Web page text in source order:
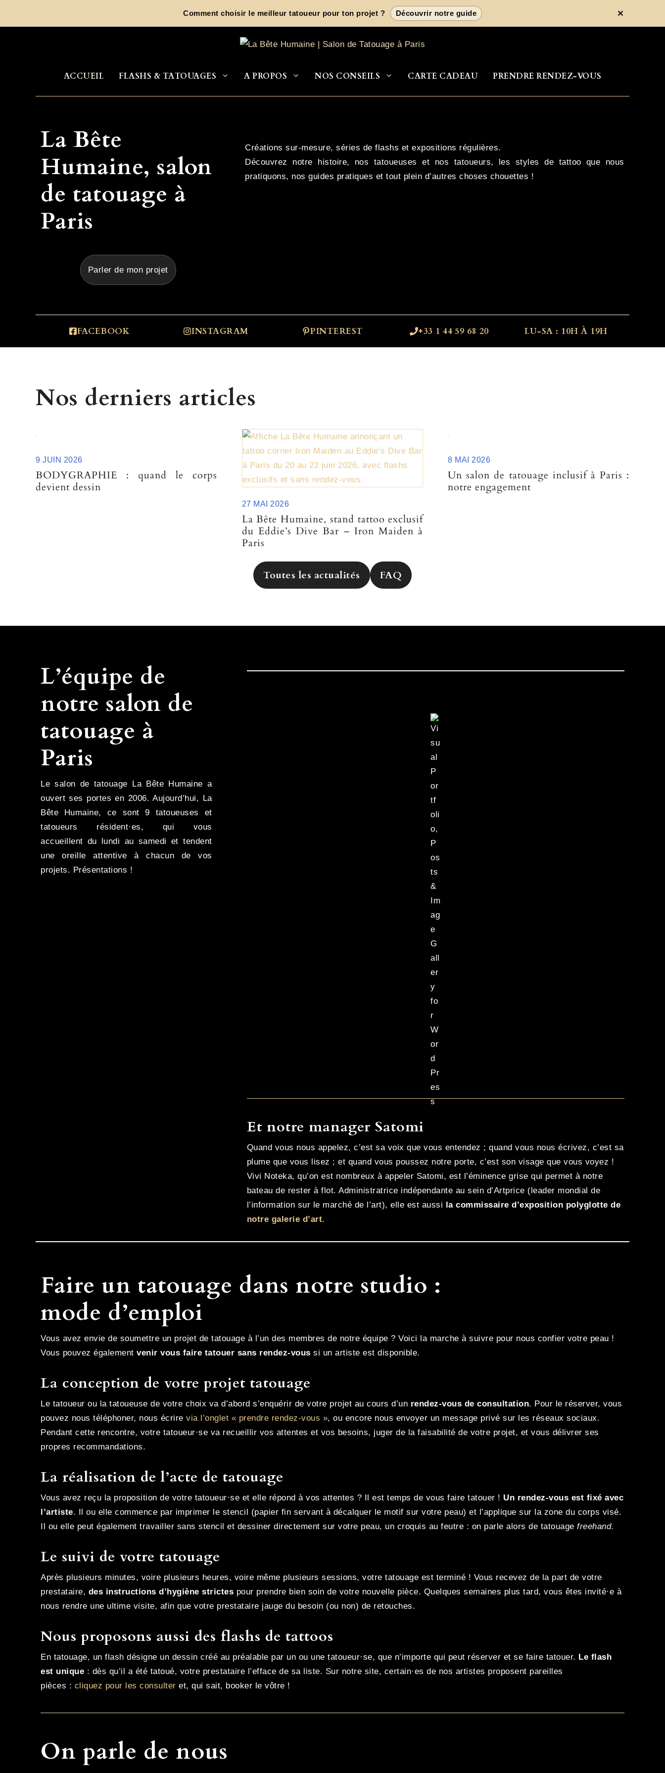
Jhenn Oz en guest à Paris du21 ?au ?29 ?août Portfolio de Jhenn ✕
ACCUEIL FLASHS & TATOUAGES A PROPOS NOS CONSEILS CARTE CADEAU PRENDRE RENDEZ-VOUS
La Bête
Humaine, salon
de tatouage à
Paris
Parler de mon projet
Créations sur-mesure, séries de flashs et expositions régulières.
Découvrez notre histoire, nos tatoueuses et nos tatoueurs, les styles de tattoo que nous
pratiquons, nos guides pratiques et tout plein d’autres choses chouettes !
FACEBOOK INSTAGRAM PINTEREST +33 1 44 59 68 20 LU-SA : 10H À 19H
Nos derniers articles
9 JUIN 2026
BODYGRAPHIE : quand le corps
devient dessin
27 MAI 2026
La Bête Humaine, stand tattoo exclusif
du Eddie’s Dive Bar – Iron Maiden à
Paris
8 MAI 2026
Un salon de tatouage inclusif à Paris :
notre engagement
Toutes les actualités FAQ
L’équipe de
notre salon de
tatouage à
Paris
Le salon de tatouage La Bête Humaine a
ouvert ses portes en 2006. Aujourd’hui, La
Bête Humaine, ce sont 9 tatoueuses et
tatoueurs résident·es, qui vous
accueillent du lundi au samedi et tendent
une oreille attentive à chacun de vos
projets. Présentations !
Et notre manager Satomi
Quand vous nous appelez, c’est sa voix que vous entendez ; quand vous nous écrivez, c’est sa
plume que vous lisez ; et quand vous poussez notre porte, c’est son visage que vous voyez !
Vivi Noteka, qu’on est nombreux à appeler Satomi, est l’éminence grise qui permet à notre
bateau de rester à flot. Administratrice indépendante au sein d’Artprice (leader mondial de
l’information sur le marché de l’art), elle est aussi
la commissaire d’exposition polyglotte de
notre galerie d’art.
Faire un tatouage dans notre studio :
mode d’emploi
Vous avez envie de soumettre un projet de tatouage à l’un des membres de notre équipe ? Voici la marche à suivre pour nous confier votre peau !
Vous pouvez également venir vous faire tatouer sans rendez-vous si un artiste est disponible.
La conception de votre projet tatouage
Le tatoueur ou la tatoueuse de votre choix va d’abord s’enquérir de votre projet au cours d’un rendez-vous de consultation. Pour le réserver, vous
pouvez nous téléphoner, nous écrire via l’onglet « prendre rendez-vous », ou encore nous envoyer un message privé sur les réseaux sociaux.
Pendant cette rencontre, votre tatoueur·se va recueillir vos attentes et vos besoins, juger de la faisabilité de votre projet, et vous délivrer ses
propres recommandations.
La réalisation de l’acte de tatouage
Vous avez reçu la proposition de votre tatoueur·se et elle répond à vos attentes ? Il est temps de vous faire tatouer ! Un rendez-vous est fixé avec
l’artiste. Il ou elle commence par imprimer le stencil (papier fin servant à décalquer le motif sur votre peau) et l’applique sur la zone du corps visé.
Il ou elle peut également travailler sans stencil et dessiner directement sur votre peau, un croquis au feutre : on parle alors de tatouage freehand.
Le suivi de votre tatouage
Après plusieurs minutes, voire plusieurs heures, voire même plusieurs sessions, votre tatouage est terminé ! Vous recevez de la part de votre
prestataire, des instructions d’hygiène strictes pour prendre bien soin de votre nouvelle pièce. Quelques semaines plus tard, vous êtes invité·e à
nous rendre une ultime visite, afin que votre prestataire jauge du besoin (ou non) de retouches.
Nous proposons aussi des flashs de tattoos
En tatouage, un flash désigne un dessin créé au préalable par un ou une tatoueur·se, que n’importe qui peut réserver et se faire tatouer. Le flash
est unique : dès qu’il a été tatoué, votre prestataire l’efface de sa liste. Sur notre site, certain·es de nos artistes proposent pareilles
pièces : cliquez pour les consulter et, qui sait, booker le vôtre !
On parle de nous